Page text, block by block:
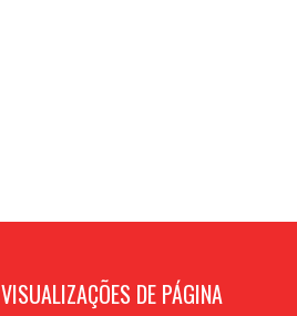
VISUALIZAÇÕES DE PÁGINA